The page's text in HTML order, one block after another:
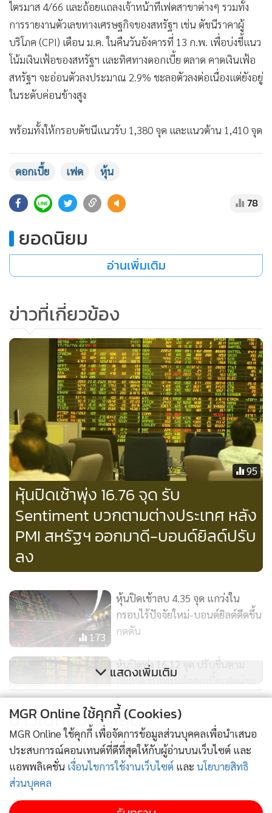
ไตรมาส 4/66 และถ้อยแถลงเจ้าหน้าที่เฟดสาขาต่างๆ รวมทั้ง
การรายงานตัวเลขทางเศรษฐกิจของสหรัฐฯ เช่น ดัชนีราคาผู้
บริโภค (CPI) เดือน ม.ค. ในคืนวันอังคารที่ 13 ก.พ. เพื่อบ่งชี้แนว
โน้มเงินเฟ้อของสหรัฐฯ และทิศทางดอกเบี้ย ตลาด คาดเงินเฟ้อ
สหรัฐฯ จะอ่อนตัวลงประมาณ 2.9% ชะลอตัวลงต่อเนื่องแต่ยังอยู่
ในระดับค่อนข้างสูง
พร้อมทั้งให้กรอบดัชนีแนวรับ 1,380 จุด และแนวต้าน 1,410 จุด
ดอกเบี้ย เฟด หุ้น
78
ยอดนิยม
อ่านเพิ่มเติม
ข่าวที่เกี่ยวข้อง
95
หุ้นปิดเช้าพุ่ง 16.76 จุด รับ
Sentiment บวกตามต่างประเทศ หลัง
PMI สหรัฐฯ ออกมาดี-บอนด์ยิลด์ปรับ
ลง
173
หุ้นปิดเช้าลบ 4.35 จุด แกว่งใน
กรอบไร้ปัจจัยใหม่-บอนด์ยิลด์ดีดขึ้น
กดดัน
หุ้นปิดพุ่ง 16.12 จุด ปรับขึ้นตาม
ภูมิภาค รับเทรนด์ดอกเบี้ยเฟดผ่าน
จุดพีก กดดันบอนด์ยิลด์อ่อนตัวลง
121
หุ้นปิดบวก 3.23 จุด พยายามรีบา
วนด์แต่ยังขาดปัจจัยใหม่หนุน หลัง
ซึมซับเฟดยุติขึ้นดอกเบี้ยแล้ว
แสดงเพิ่มเติม
ข่าวในหมวดล่าสุด
1
ทองไทยพุ่งพรวด 1,500 บาท แนะอย่าไล่ราคา-รอช้อน
ตอนย่อ
2
MGR Online ใช้คุกกี้ (Cookies)
MGR Online ใช้คุกกี้ เพื่อจัดการข้อมูลส่วนบุคคลเพื่อนำเสนอ
ประสบการณ์คอนเทนต์ที่ดีที่สุดให้กับผู้อ่านบนเว็บไซต์ และ
แอพพลิเคชั่น เงื่อนไขการใช้งานเว็บไซต์ และ นโยบายสิทธิ
ส่วนบุคคล